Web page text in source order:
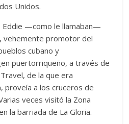
Unidos.
Eddie —como le llamaban—
vehemente promotor del
cubano y
puertorriqueño, a través de
de la que era
proveía a los cruceros de
veces visitó la Zona
la barriada de La Gloria.